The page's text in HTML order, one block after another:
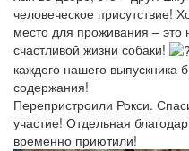
человеческое присутствие!
место для проживания –
счастливой жизни собаки!
каждого нашего выпускника
содержания!
Перепристроили Рокси.
участие! Отдельная
временно приютили!